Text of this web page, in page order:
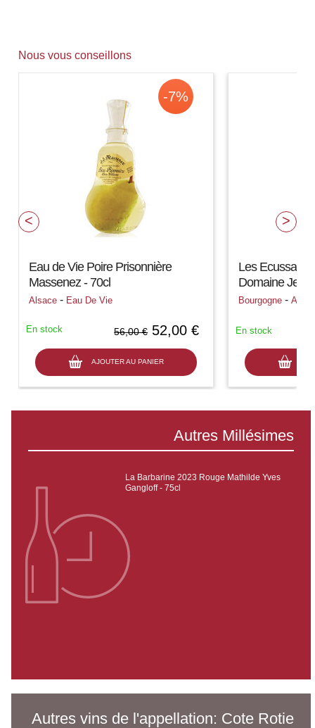
Nous vous conseillons
Eau de Vie Poire Prisonnière
Massenez - 70cl
Alsace - Eau De Vie
56,00 € 52,00 €
AJOUTER AU PANIER
En stock
-7%
Les Ecussaux
Domaine
Bourgogne -
En stock
Autres Millésimes
La Barbarine 2023 Rouge Mathilde Yves
Gangloff - 75cl
Autres vins de l'appellation: Cote Rotie